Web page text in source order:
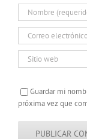
Guardar mi
próxima vez que